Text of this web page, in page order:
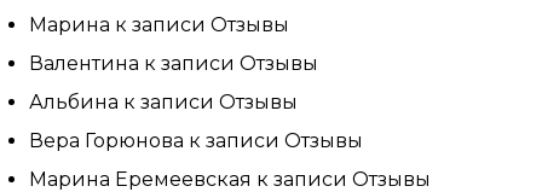
Марина к записи Отзывы
Валентина к записи Отзывы
Альбина к записи Отзывы
Вера Горюнова к записи Отзывы
Марина Еремеевская к записи Отзывы